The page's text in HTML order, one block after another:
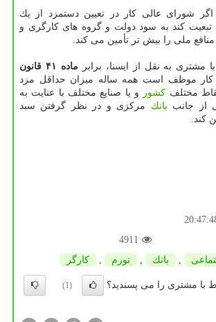
شورای عالی كار در تعیین دستمزد از یك
تبعیت كند به سود دولت و گروه های كارگری و
ملی را بیش تر تأمین می كند.
مشتری به نقل از ایسنا، برابر
ماده ۴۱ قانون
كار موظف است همه ساله میزان حداقل مزد
مختلف كشور
و یا صنایع مختلف با عنایت به
از جانب بانك مركزی و در نظر گرفتن سبد
كند.
4911
بانك تورم كارگر
با مشتری را می پسندید؟
(1)